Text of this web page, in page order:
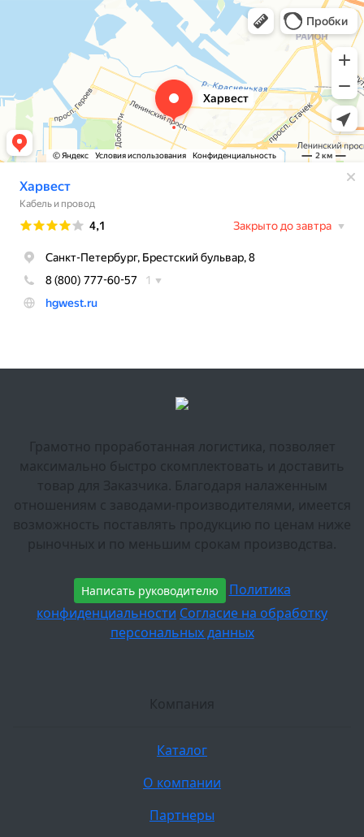
Грамотно проработанная логистика, позволяет
максимально быстро скомплектовать и доставить
товар для Заказчика. Благодаря налаженным
отношениям с заводами-производителями, имеется
возможность поставлять продукцию по ценам ниже
рыночных и по меньшим срокам производства.
Написать руководителю
Политика
конфиденциальности Согласие на обработку
персональных данных
Компания
Каталог
О компании
Партнеры